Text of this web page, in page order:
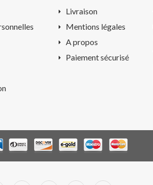
Livraison
Mentions légales
A propos
Paiement sécurisé